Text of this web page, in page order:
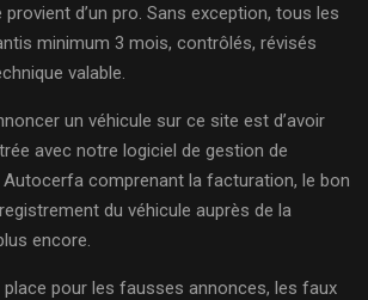
provient d’un pro. Sans exception, tous les
minimum 3 mois, contrôlés, révisés
valable.
un véhicule sur ce site est d’avoir
avec notre logiciel de gestion de
comprenant la facturation, le bon
du véhicule auprès de la
encore.
place pour les fausses annonces, les faux